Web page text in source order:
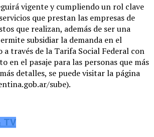
vigente y cumpliendo un rol clave
que prestan las empresas de
que realizan, además de ser una
subsidiar la demanda en el
través de la Tarifa Social Federal con
en el pasaje para las personas que más
detalles, se puede visitar la página
sube).
TV